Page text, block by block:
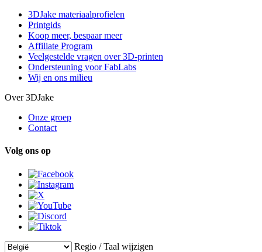
3DJake materiaalprofielen
Printgids
Koop meer, bespaar meer
Affiliate Program
Veelgestelde vragen over 3D-printen
Ondersteuning voor FabLabs
Wij en ons milieu
Over 3DJake
Onze groep
Contact
Volg ons op
Regio / Taal wijzigen